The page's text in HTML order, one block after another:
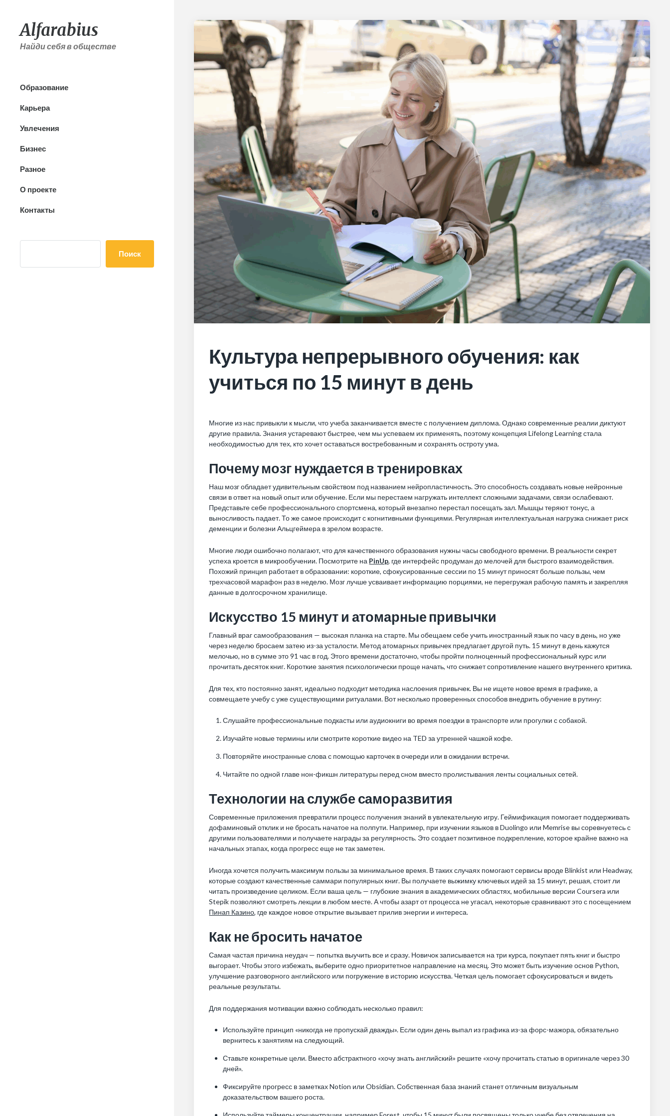
Alfarabius
Найди себя в обществе
Образование
Карьера
Увлечения
Бизнес
Разное
О проекте
Контакты
Поиск
Культура непрерывного обучения: как
учиться по 15 минут в день
Многие из нас привыкли к мысли, что учеба заканчивается вместе с получением диплома. Однако современные реалии диктуют
другие правила. Знания устаревают быстрее, чем мы успеваем их применять, поэтому концепция Lifelong Learning стала
необходимостью для тех, кто хочет оставаться востребованным и сохранять остроту ума.
Почему мозг нуждается в тренировках
Наш мозг обладает удивительным свойством под названием нейропластичность. Это способность создавать новые нейронные
связи в ответ на новый опыт или обучение. Если мы перестаем нагружать интеллект сложными задачами, связи ослабевают.
Представьте себе профессионального спортсмена, который внезапно перестал посещать зал. Мышцы теряют тонус, а
выносливость падает. То же самое происходит с когнитивными функциями. Регулярная интеллектуальная нагрузка снижает риск
деменции и болезни Альцгеймера в зрелом возрасте.
Многие люди ошибочно полагают, что для качественного образования нужны часы свободного времени. В реальности секрет
успеха кроется в микрообучении. Посмотрите на PinUp, где интерфейс продуман до мелочей для быстрого взаимодействия.
Похожий принцип работает в образовании: короткие, сфокусированные сессии по 15 минут приносят больше пользы, чем
трехчасовой марафон раз в неделю. Мозг лучше усваивает информацию порциями, не перегружая рабочую память и закрепляя
данные в долгосрочном хранилище.
Искусство 15 минут и атомарные привычки
Главный враг самообразования — высокая планка на старте. Мы обещаем себе учить иностранный язык по часу в день, но уже
через неделю бросаем затею из-за усталости. Метод атомарных привычек предлагает другой путь. 15 минут в день кажутся
мелочью, но в сумме это 91 час в год. Этого времени достаточно, чтобы пройти полноценный профессиональный курс или
прочитать десяток книг. Короткие занятия психологически проще начать, что снижает сопротивление нашего внутреннего критика.
Для тех, кто постоянно занят, идеально подходит методика наслоения привычек. Вы не ищете новое время в графике, а
совмещаете учебу с уже существующими ритуалами. Вот несколько проверенных способов внедрить обучение в рутину:
Слушайте профессиональные подкасты или аудиокниги во время поездки в транспорте или прогулки с собакой.
Изучайте новые термины или смотрите короткие видео на TED за утренней чашкой кофе.
Повторяйте иностранные слова с помощью карточек в очереди или в ожидании встречи.
Читайте по одной главе нон-фикшн литературы перед сном вместо пролистывания ленты социальных сетей.
Технологии на службе саморазвития
Современные приложения превратили процесс получения знаний в увлекательную игру. Геймификация помогает поддерживать
дофаминовый отклик и не бросать начатое на полпути. Например, при изучении языков в Duolingo или Memrise вы соревнуетесь с
другими пользователями и получаете награды за регулярность. Это создает позитивное подкрепление, которое крайне важно на
начальных этапах, когда прогресс еще не так заметен.
Иногда хочется получить максимум пользы за минимальное время. В таких случаях помогают сервисы вроде Blinkist или Headway,
которые создают качественные саммари популярных книг. Вы получаете выжимку ключевых идей за 15 минут, решая, стоит ли
читать произведение целиком. Если ваша цель — глубокие знания в академических областях, мобильные версии Coursera или
Stepik позволяют смотреть лекции в любом месте. А чтобы азарт от процесса не угасал, некоторые сравнивают это с посещением
Пинап Казино, где каждое новое открытие вызывает прилив энергии и интереса.
Как не бросить начатое
Самая частая причина неудач — попытка выучить все и сразу. Новичок записывается на три курса, покупает пять книг и быстро
выгорает. Чтобы этого избежать, выберите одно приоритетное направление на месяц. Это может быть изучение основ Python,
улучшение разговорного английского или погружение в историю искусства. Четкая цель помогает сфокусироваться и видеть
реальные результаты.
Для поддержания мотивации важно соблюдать несколько правил:
Используйте принцип «никогда не пропускай дважды». Если один день выпал из графика из-за форс-мажора, обязательно
вернитесь к занятиям на следующий.
Ставьте конкретные цели. Вместо абстрактного «хочу знать английский» решите «хочу прочитать статью в оригинале через 30
дней».
Фиксируйте прогресс в заметках Notion или Obsidian. Собственная база знаний станет отличным визуальным
доказательством вашего роста.